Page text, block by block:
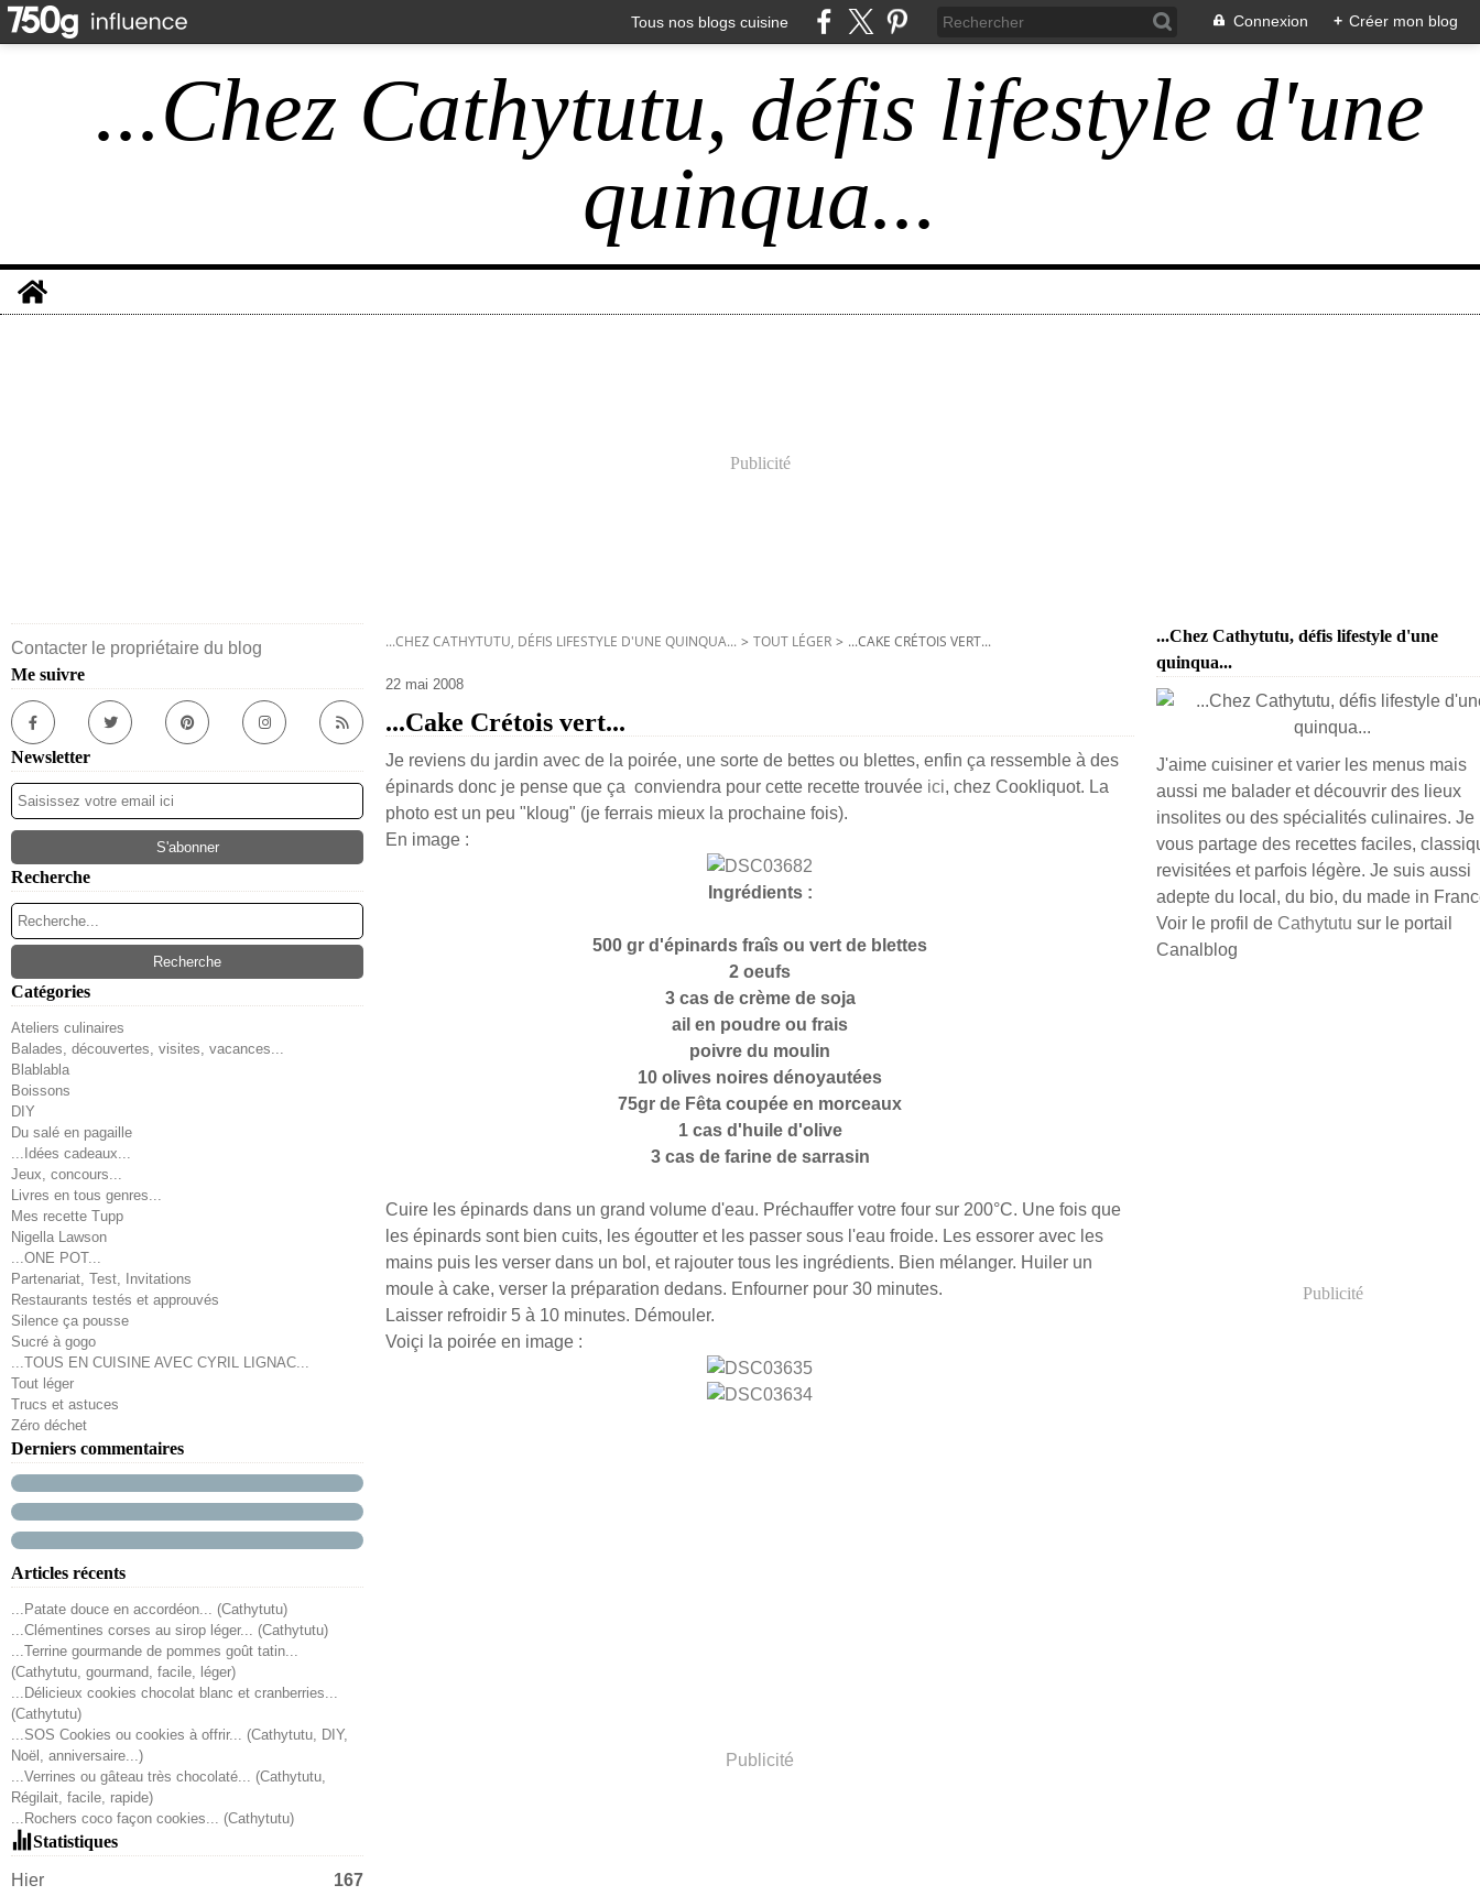
Tous nos blogs cuisine Connexion + Créer mon blog
...Chez Cathytutu, défis lifestyle d'une
quinqua...
Home
Publicité
Contacter le propriétaire du blog
Me suivre
Newsletter
Recherche
Catégories
Ateliers culinaires
Balades, découvertes, visites, vacances...
Blablabla
Boissons
DIY
Du salé en pagaille
...Idées cadeaux...
Jeux, concours...
Livres en tous genres...
Mes recette Tupp
Nigella Lawson
...ONE POT...
Partenariat, Test, Invitations
Restaurants testés et approuvés
Silence ça pousse
Sucré à gogo
...TOUS EN CUISINE AVEC CYRIL LIGNAC...
Tout léger
Trucs et astuces
Zéro déchet
Derniers commentaires
Articles récents
...Patate douce en accordéon... (Cathytutu)
...Clémentines corses au sirop léger... (Cathytutu)
...Terrine gourmande de pommes goût tatin...
(Cathytutu, gourmand, facile, léger)
...Délicieux cookies chocolat blanc et cranberries...
(Cathytutu)
...SOS Cookies ou cookies à offrir... (Cathytutu, DIY,
Noël, anniversaire...)
...Verrines ou gâteau très chocolaté... (Cathytutu,
Régilait, facile, rapide)
...Rochers coco façon cookies... (Cathytutu)
Statistiques
Hier
167
...CHEZ CATHYTUTU, DÉFIS LIFESTYLE D'UNE QUINQUA... > TOUT LÉGER > ...CAKE CRÉTOIS VERT...
22 mai 2008
...Cake Crétois vert...
Je reviens du jardin avec de la poirée, une sorte de bettes ou blettes, enfin ça ressemble à des
épinards donc je pense que ça conviendra pour cette recette trouvée ici, chez Cookliquot. La
photo est un peu "kloug" (je ferrais mieux la prochaine fois).
En image :
Ingrédients :
500 gr d'épinards fraîs ou vert de blettes
2 oeufs
3 cas de crème de soja
ail en poudre ou frais
poivre du moulin
10 olives noires dénoyautées
75gr de Fêta coupée en morceaux
1 cas d'huile d'olive
3 cas de farine de sarrasin
Cuire les épinards dans un grand volume d'eau. Préchauffer votre four sur 200°C. Une fois que
les épinards sont bien cuits, les égoutter et les passer sous l'eau froide. Les essorer avec les
mains puis les verser dans un bol, et rajouter tous les ingrédients. Bien mélanger. Huiler un
moule à cake, verser la préparation dedans. Enfourner pour 30 minutes.
Laisser refroidir 5 à 10 minutes. Démouler.
Voiçi la poirée en image :
Publicité
...Chez Cathytutu, défis lifestyle d'une
quinqua...
J'aime cuisiner et varier les menus mais
aussi me balader et découvrir des lieux
insolites ou des spécialités culinaires. Je
vous partage des recettes faciles,
revisitées et parfois légère. Je suis aussi
adepte du local, du bio, du made in
Voir le profil de Cathytutu sur le portail
Canalblog
Publicité